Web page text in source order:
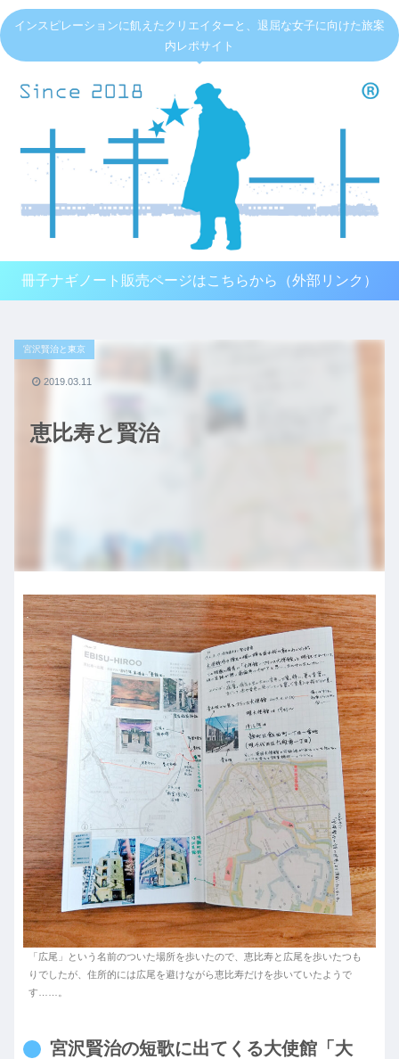
インスピレーションに飢えたクリエイターと、退屈な女子に向けた旅案
内レポサイト
冊子ナギノート販売ページはこちらから（外部リンク）
恵比寿と賢治
宮沢賢治と東京
2019.03.11
「広尾」という名前のついた場所を歩いたので、恵比寿と広尾を歩いたつも
りでしたが、住所的には広尾を避けながら恵比寿だけを歩いていたようで
す……。
宮沢賢治の短歌に出てくる大使館「大